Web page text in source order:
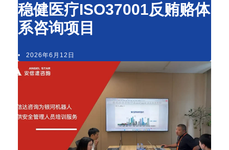
稳健医疗ISO37001反贿赂体
系咨询项目
• 2026年6月12日